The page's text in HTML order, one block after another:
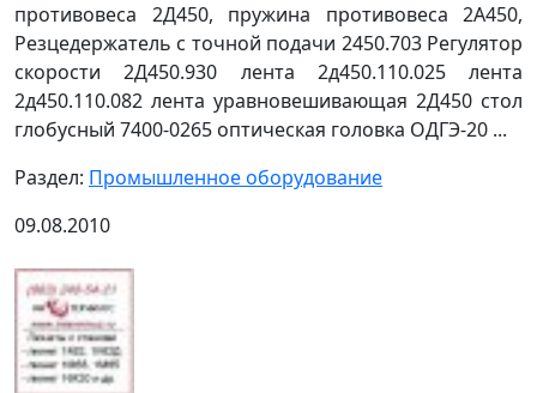
противовеса 2Д450, пружина противовеса 2А450,
Резцедержатель с точной подачи 2450.703 Регулятор
скорости 2Д450.930 лента 2д450.110.025 лента
2д450.110.082 лента уравновешивающая 2Д450 стол
глобусный 7400-0265 оптическая головка ОДГЭ-20 ...
Раздел: Промышленное оборудование
09.08.2010